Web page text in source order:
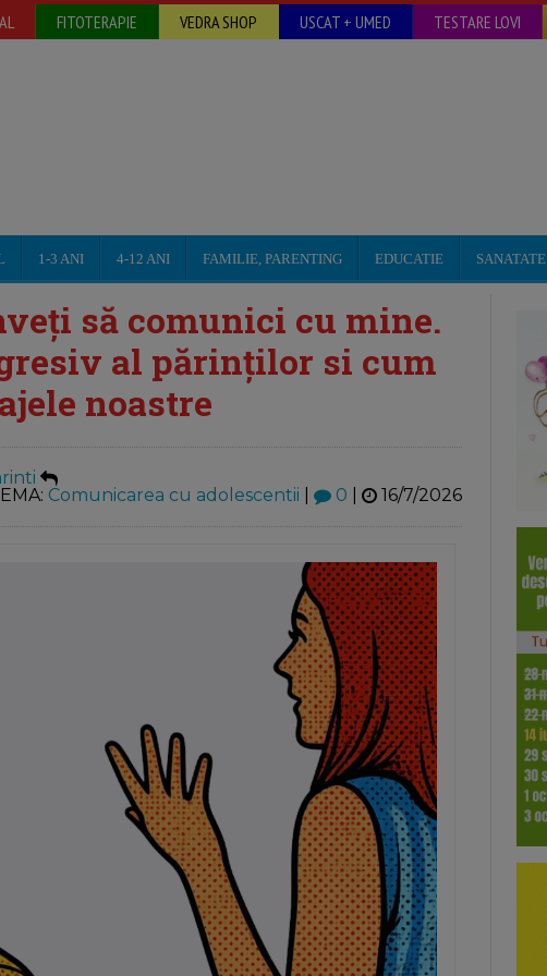
FITOTERAPIE VEDRA SHOP USCAT + UMED TESTARE LOVI
1-3 ANI 4-12 ANI FAMILIE, PARENTING EDUCATIE SANATATE
să comunici cu mine.
al părinților si cum
noastre
Comunicarea cu adolescentii 0 16/7/2026